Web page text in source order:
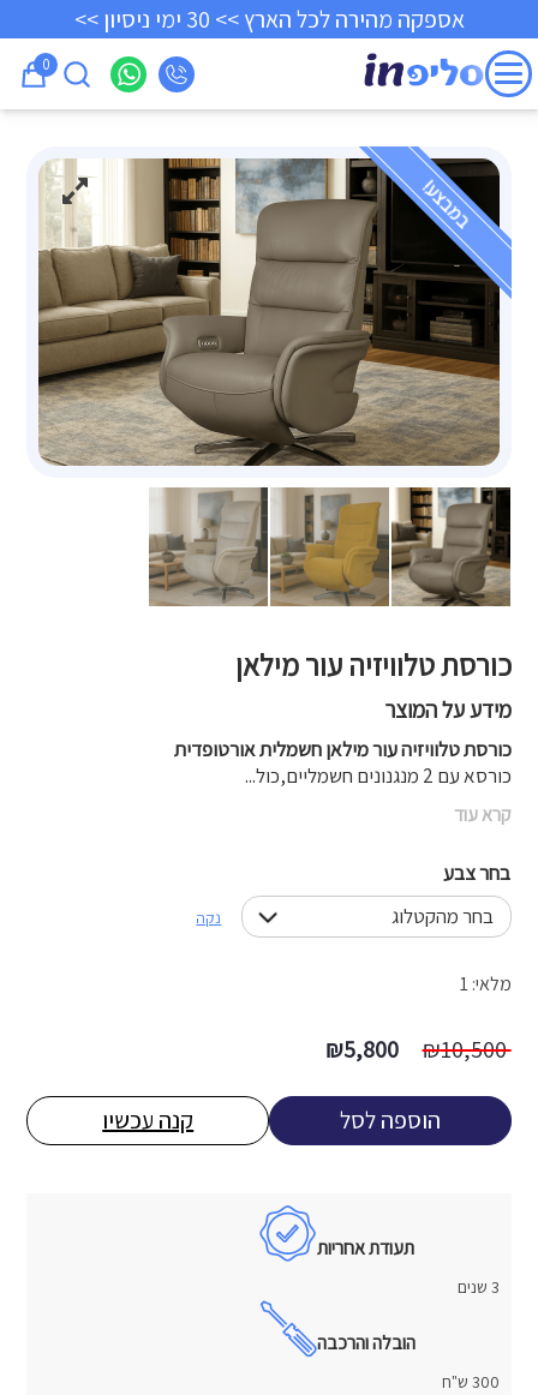
אספקה מהירה לכל הארץ >> 30 ימי ניסיון >>
0
במבצע!
כורסת טלוויזיה עור מילאן
מידע על המוצר
כורסת טלוויזיה עור מילאן חשמלית אורטופדית
כורסא עם 2 מנגנונים חשמליים,כול...
קרא עוד
בחר צבע
נקה
10,500
₪
המחיר
המקורי
היה:
10,500 ₪.
5,800
₪
הוא:
5,800 ₪.
מלאי: 1
הוספה לסל קנה עכשיו
תעודת אחריות
3 שנים
הובלה והרכבה
300 ש"ח